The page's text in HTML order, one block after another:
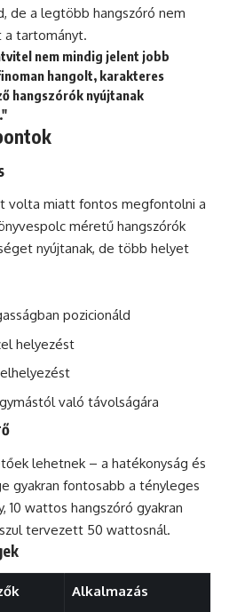
de a legtöbb hangszóró nem
tartományt.
nem mindig jelent jobb
hangolt, karakteres
hangszórók nyújtanak
volta miatt fontos megfontolni a
méretű hangszórók
nyújtanak, de több helyet
pozicionáld
helyezést
való távolságára
lehetnek – a hatékonyság és
gyakran fontosabb a tényleges
10 wattos hangszóró gyakran
tervezett 50 wattosnál.
Alkalmazás